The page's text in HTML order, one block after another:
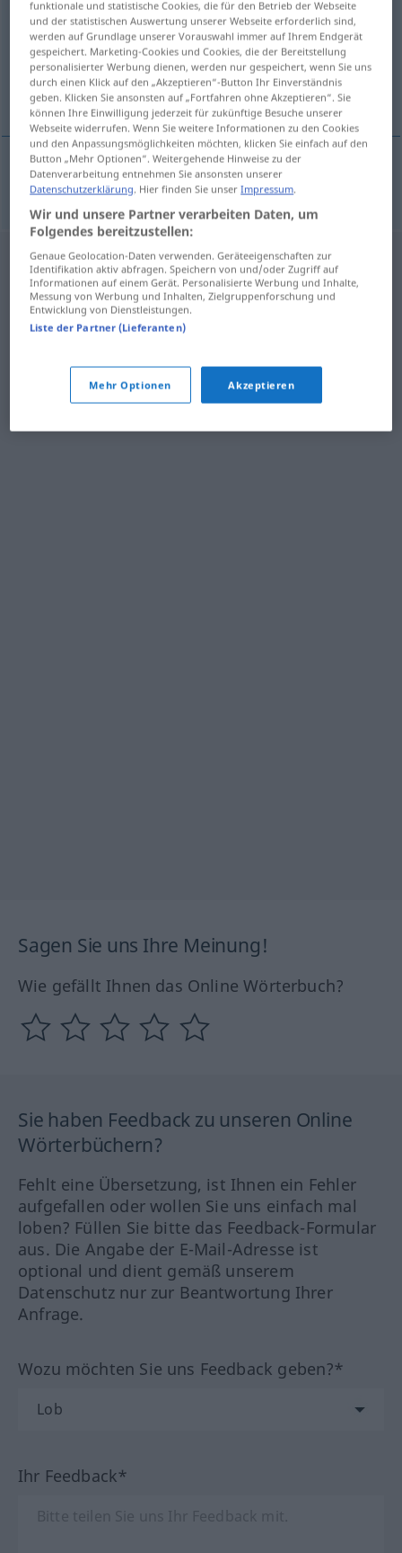
Übersicht aller Übersetzungen
(Für mehr Details die Übersetzung anklicken/antippen)
willkommen
willkommen bienvenido
Sagen Sie uns Ihre Meinung!
Wie gefällt Ihnen das Online Wörterbuch?
Sie haben Feedback zu unseren Online
Wörterbüchern?
Fehlt eine Übersetzung, ist Ihnen ein Fehler
aufgefallen oder wollen Sie uns einfach mal
loben? Füllen Sie bitte das Feedback-Formular
aus. Die Angabe der E-Mail-Adresse ist
optional und dient gemäß unserem
Datenschutz nur zur Beantwortung Ihrer
Anfrage.
Wozu möchten Sie uns Feedback geben?*
Ihr Feedback*
funktionale und statistische Cookies, die für den Betrieb der Webseite
und der statistischen Auswertung unserer Webseite erforderlich sind,
werden auf Grundlage unserer Vorauswahl immer auf Ihrem Endgerät
gespeichert. Marketing-Cookies und Cookies, die der Bereitstellung
personalisierter Werbung dienen, werden nur gespeichert, wenn Sie uns
durch einen Klick auf den „Akzeptieren“-Button Ihr Einverständnis
geben. Klicken Sie ansonsten auf „Fortfahren ohne Akzeptieren“. Sie
können Ihre Einwilligung jederzeit für zukünftige Besuche unserer
Webseite widerrufen. Wenn Sie weitere Informationen zu den Cookies
und den Anpassungsmöglichkeiten möchten, klicken Sie einfach auf den
Button „Mehr Optionen“. Weitergehende Hinweise zu der
Datenverarbeitung entnehmen Sie ansonsten unserer
Datenschutzerklärung. Hier finden Sie unserImpressum.
Wir und unsere Partner verarbeiten Daten, um
Folgendes bereitzustellen:
Genaue Geolocation-Daten verwenden. Geräteeigenschaften zur
Identifikation aktiv abfragen. Speichern von und/oder Zugriff auf
Informationen auf einem Gerät. Personalisierte Werbung und Inhalte,
Messung von Werbung und Inhalten, Zielgruppenforschung und
Entwicklung von Dienstleistungen.
Liste der Partner (Lieferanten)
Mehr Optionen Akzeptieren